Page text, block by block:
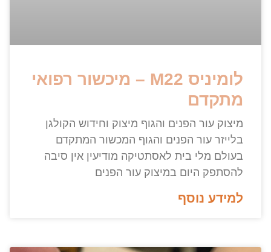
לומיניס M22 – מיכשור רפואי
מתקדם
מיצוק עור הפנים והגוף​​ מיצוק וחידוש הקולגן
בלייזר עור הפנים והגוף המכשור המתקדם
בעולם מלי בית לאסתטיקה מודיעין אין סיבה
להסתפק היום במיצוק עור הפנים
למידע נוסף